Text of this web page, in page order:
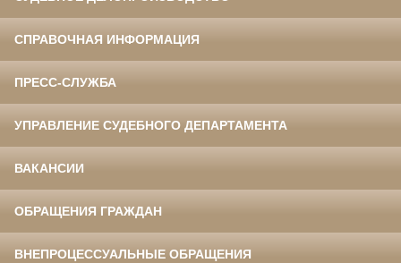
СПРАВОЧНАЯ ИНФОРМАЦИЯ
ПРЕСС-СЛУЖБА
УПРАВЛЕНИЕ СУДЕБНОГО ДЕПАРТАМЕНТА
ВАКАНСИИ
ОБРАЩЕНИЯ ГРАЖДАН
ВНЕПРОЦЕССУАЛЬНЫЕ ОБРАЩЕНИЯ